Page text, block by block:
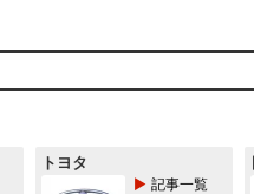
トヨタ
記事一覧